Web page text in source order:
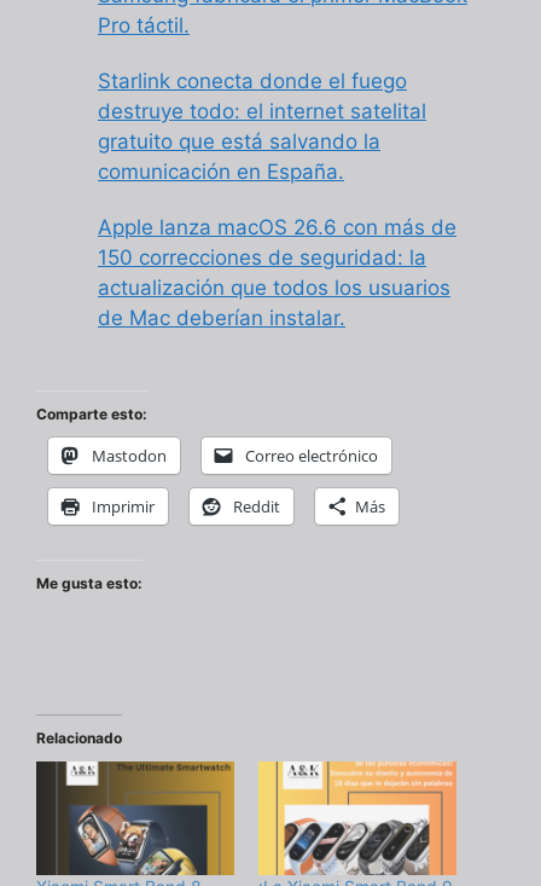
Pro táctil.
Starlink conecta donde el fuego
destruye todo: el internet satelital
gratuito que está salvando la
comunicación en España.
Apple lanza macOS 26.6 con más de
150 correcciones de seguridad: la
actualización que todos los usuarios
de Mac deberían instalar.
Comparte esto:
Mastodon Correo electrónico
Imprimir Reddit Más
Me gusta esto:
Relacionado